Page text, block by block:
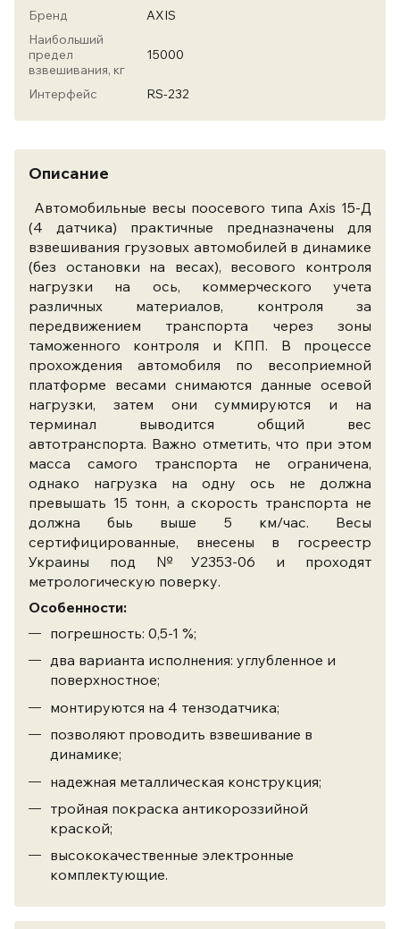
Бренд
AXIS
Наибольший
предел
взвешивания, кг
15000
Интерфейс RS-232
Описание
Автомобильные весы поосевого типа Axis 15-Д
(4 датчика) практичные предназначены для
взвешивания грузовых автомобилей в динамике
(без остановки на весах), весового контроля
нагрузки на ось, коммерческого учета
различных материалов, контроля за
передвижением транспорта через зоны
таможенного контроля и КПП. В процессе
прохождения автомобиля по весоприемной
платформе весами снимаются данные осевой
нагрузки, затем они суммируются и на
терминал выводится общий вес
автотранспорта. Важно отметить, что при этом
масса самого транспорта не ограничена,
однако нагрузка на одну ось не должна
превышать 15 тонн, а скорость транспорта не
должна быь выше 5 км/час. Весы
сертифицированные, внесены в госреестр
Украины под №У2353-06 и проходят
метрологическую поверку.
Особенности:
погрешность: 0,5-1 %;
два варианта исполнения: углубленное и
поверхностное;
монтируются на 4 тензодатчика;
позволяют проводить взвешивание в
динамике;
надежная металлическая конструкция;
тройная покраска антикороззийной
краской;
высококачественные электронные
комплектующие.